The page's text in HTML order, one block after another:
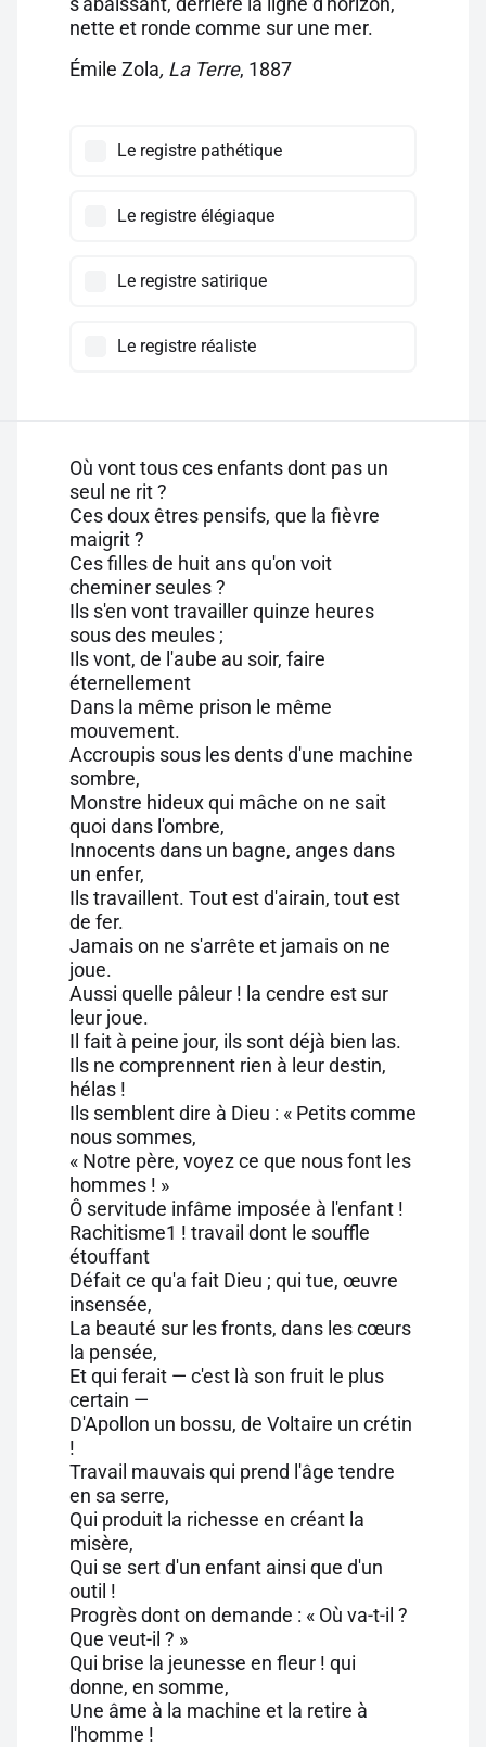
nette et ronde comme sur une mer.
Émile Zola, La Terre, 1887
Le registre pathétique
Le registre élégiaque
Le registre satirique
Le registre réaliste
Où vont tous ces enfants dont pas un
seul ne rit ?
Ces doux êtres pensifs, que la fièvre
maigrit ?
Ces filles de huit ans qu'on voit
cheminer seules ?
Ils s'en vont travailler quinze heures
sous des meules ;
Ils vont, de l'aube au soir, faire
éternellement
Dans la même prison le même
mouvement.
Accroupis sous les dents d'une machine
sombre,
Monstre hideux qui mâche on ne sait
quoi dans l'ombre,
Innocents dans un bagne, anges dans
un enfer,
Ils travaillent. Tout est d'airain, tout est
de fer.
Jamais on ne s'arrête et jamais on ne
joue.
Aussi quelle pâleur ! la cendre est sur
leur joue.
Il fait à peine jour, ils sont déjà bien las.
Ils ne comprennent rien à leur destin,
hélas !
Ils semblent dire à Dieu : « Petits comme
nous sommes,
« Notre père, voyez ce que nous font les
hommes ! »
Ô servitude infâme imposée à l'enfant !
Rachitisme1 ! travail dont le souffle
étouffant
Défait ce qu'a fait Dieu ; qui tue, œuvre
insensée,
La beauté sur les fronts, dans les cœurs
la pensée,
Et qui ferait — c'est là son fruit le plus
certain —
D'Apollon un bossu, de Voltaire un crétin
!
Travail mauvais qui prend l'âge tendre
en sa serre,
Qui produit la richesse en créant la
misère,
Qui se sert d'un enfant ainsi que d'un
outil !
Progrès dont on demande : « Où va-t-il ?
Que veut-il ? »
Qui brise la jeunesse en fleur ! qui
donne, en somme,
Une âme à la machine et la retire à
l'homme !